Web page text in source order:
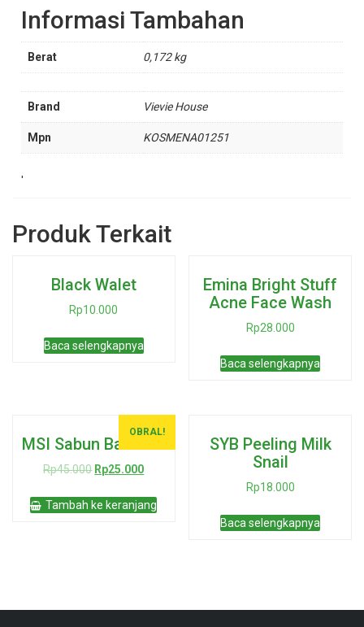
Informasi Tambahan
Berat 0,172 kg
Brand Vievie House
Mpn KOSMENA01251
'
Produk Terkait
Black Walet
Rp10.000
Baca selengkapnya
Emina Bright Stuff
Acne Face Wash
Rp28.000
Baca selengkapnya
OBRAL!
MSI Sabun Bamboo
Rp45.000 Harga
adalah:
Rp45.000.
Rp25.000Harga
ini
adalah:
Tambah ke keranjang
SYB Peeling Milk
Snail
Rp18.000
Baca selengkapnya